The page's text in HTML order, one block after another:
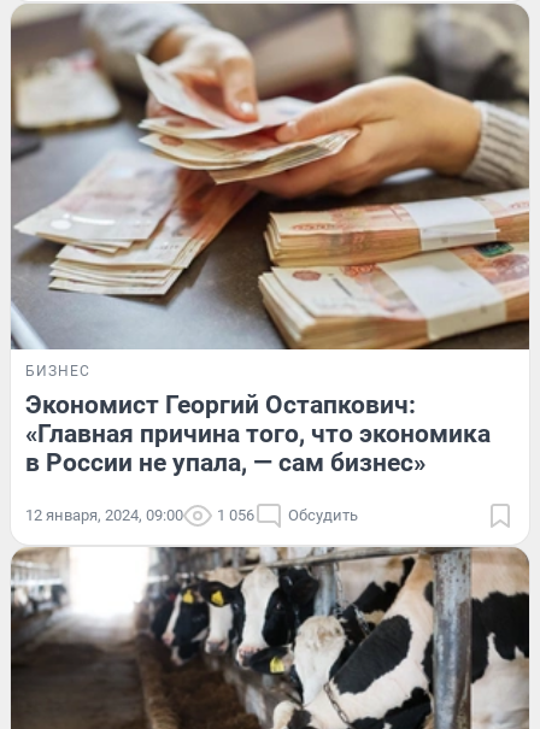
БИЗНЕС
Экономист Георгий Остапкович:
«Главная причина того, что экономика
в России не упала, — сам бизнес»
12 января, 2024, 09:00 1 056 Обсудить